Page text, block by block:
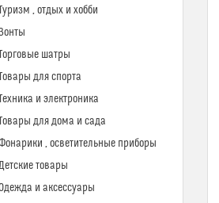
, отдых и хобби
шатры
для спорта
и электроника
для дома и сада
, осветительные приборы
товары
и аксессуары